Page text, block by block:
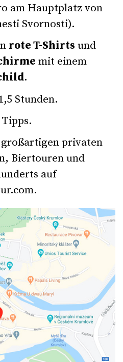
am Hauptplatz von
Svornosti).
rote T-Shirts und
mit einem
.
Stunden.
privaten
Biertouren und
auf
.